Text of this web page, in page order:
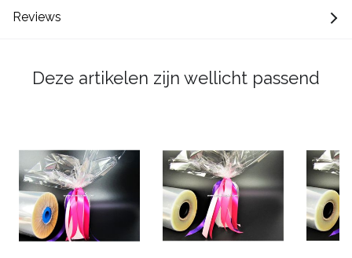
Reviews
Deze artikelen zijn wellicht passend